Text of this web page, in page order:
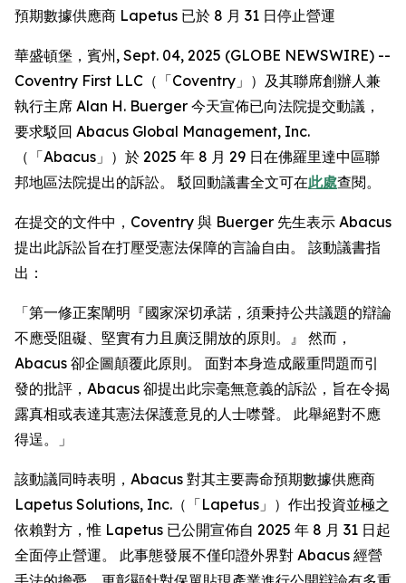
預期數據供應商 Lapetus 已於 8 月 31 日停止營運
華盛頓堡，賓州, Sept. 04, 2025 (GLOBE NEWSWIRE) --
Coventry First LLC（「Coventry」）及其聯席創辦人兼
執行主席 Alan H. Buerger 今天宣佈已向法院提交動議，
要求駁回 Abacus Global Management, Inc.
（「Abacus」）於 2025 年 8 月 29 日在佛羅里達中區聯
邦地區法院提出的訴訟。 駁回動議書全文可在此處查閱。
在提交的文件中，Coventry 與 Buerger 先生表示 Abacus
提出此訴訟旨在打壓受憲法保障的言論自由。 該動議書指
出：
「第一修正案闡明『國家深切承諾，須秉持公共議題的辯論
不應受阻礙、堅實有力且廣泛開放的原則。』 然而，
Abacus 卻企圖顛覆此原則。 面對本身造成嚴重問題而引
發的批評，Abacus 卻提出此宗毫無意義的訴訟，旨在令揭
露真相或表達其憲法保護意見的人士噤聲。 此舉絕對不應
得逞。」
該動議同時表明，Abacus 對其主要壽命預期數據供應商
Lapetus Solutions, Inc.（「Lapetus」）作出投資並極之
依賴對方，惟 Lapetus 已公開宣佈自 2025 年 8 月 31 日起
全面停止營運。 此事態發展不僅印證外界對 Abacus 經營